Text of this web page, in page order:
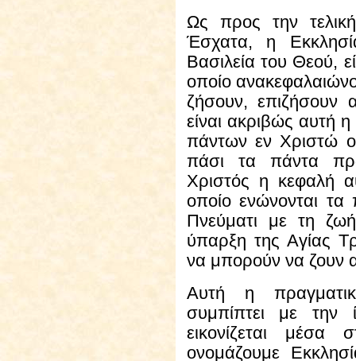
Ως προς την
Έσχατα, η
Βασιλεία του Θεού,
οποίο
ζήσουν, επιζήσουν
είναι ακριβώς αυτή
πάντων εν Χριστώ
πάσι τα πάντα
Χριστός η κεφαλή
οποίο ενώνονται
Πνεύματι με τη
ύπαρξη της Αγίας
να μπορούν να ζουν
Αυτή η
συμπίπτει με την
εικονίζεται
ονομάζουμε